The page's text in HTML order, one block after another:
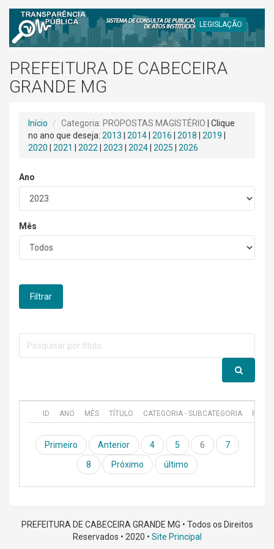
LEGISLAÇÃO
PREFEITURA DE CABECEIRA
GRANDE MG
Início Categoria: PROPOSTAS MAGISTÉRIO | Clique
no ano que deseja: 2013 2014 2016 2018 2019
2020
2021 2022 2023 2024 2025 2026
Ano
Mês
Filtrar
ID ANO MÊS TÍTULO CATEGORIA - SUBCATEGORIA
Primeiro Anterior 4 5 6
7
8
Próximo último
PREFEITURA DE CABECEIRA GRANDE MG • Todos os Direitos
Reservados • 2020 • Site Principal